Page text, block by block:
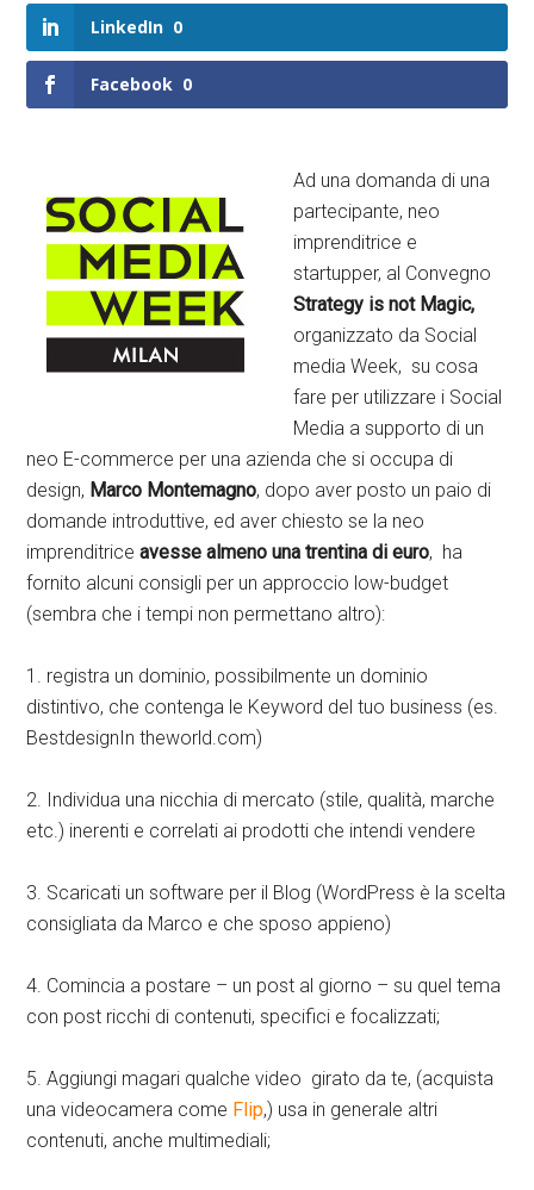
LinkedIn 0
Facebook 0
Ad una domanda di una
partecipante, neo
imprenditrice e
startupper, al Convegno
Strategy is not Magic,
organizzato da Social
media Week, su cosa
fare per utilizzare i Social
Media a supporto di un
neo E-commerce per una azienda che si occupa di
design, Marco Montemagno, dopo aver posto un paio di
domande introduttive, ed aver chiesto se la neo
imprenditriceavesse almeno una trentina di euro, ha
fornito alcuni consigli per un approccio low-budget
(sembra che i tempi non permettano altro):
1. registra un dominio, possibilmente un dominio
distintivo, che contenga le Keyword del tuo business (es.
BestdesignIn theworld.com)
2. Individua una nicchia di mercato (stile, qualità, marche
etc.) inerenti e correlati ai prodotti che intendi vendere
3. Scaricati un software per il Blog (WordPress è la scelta
consigliata da Marco e che sposo appieno)
4. Comincia a postare – un post al giorno – su quel tema
con post ricchi di contenuti, specifici e focalizzati;
5. Aggiungi magari qualche video girato da te, (acquista
una videocamera come Flip,) usa in generale altri
contenuti, anche multimediali;